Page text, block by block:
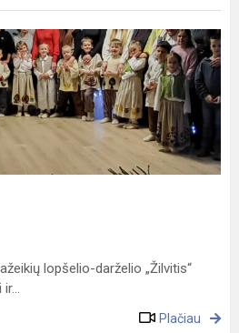
lopšelio-darželio „Žilvitis“
Plačiau